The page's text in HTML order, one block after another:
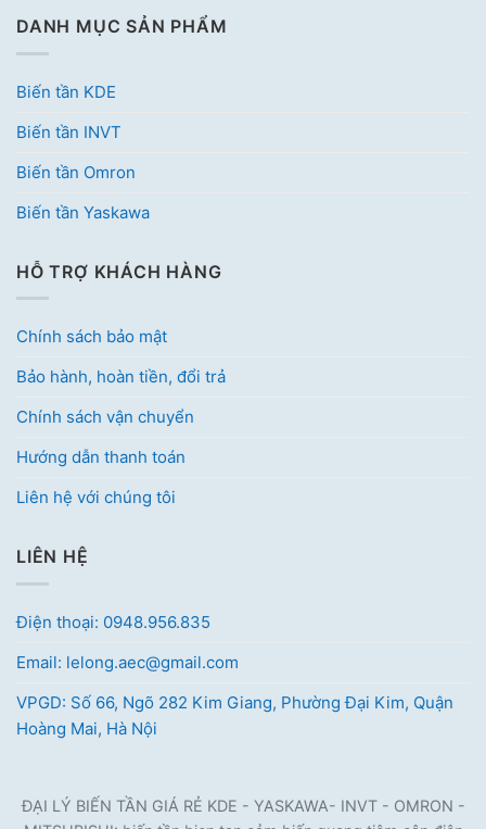
DANH MỤC SẢN PHẨM
Biến tần KDE
Biến tần INVT
Biến tần Omron
Biến tần Yaskawa
HỖ TRỢ KHÁCH HÀNG
Chính sách bảo mật
Bảo hành, hoàn tiền, đổi trả
Chính sách vận chuyển
Hướng dẫn thanh toán
Liên hệ với chúng tôi
LIÊN HỆ
Điện thoại: 0948.956.835
Email: lelong.aec@gmail.com
VPGD: Số 66, Ngõ 282 Kim Giang, Phường Đại Kim, Quận
Hoàng Mai, Hà Nội
ĐẠI LÝ BIẾN TẦN GIÁ RẺ KDE - YASKAWA- INVT - OMRON -